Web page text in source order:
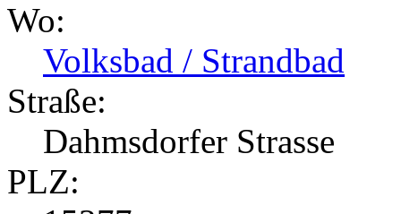
Wo:
Volksbad / Strandbad
Straße:
Dahmsdorfer Strasse
PLZ: